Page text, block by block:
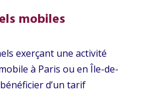
mobiles
exerçant une activité
à Paris ou en Île-de-
d’un tarif